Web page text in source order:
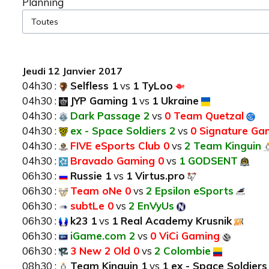
Jeudi 12 Janvier 2017
04h30 : Selfless 1vs 1 TyLoo
04h30 :
JYP Gaming 1vs 1 Ukraine
04h30 :
Dark Passage 2 vs 0 Team Quetzal
04h30 :
ex - Space Soldiers 2 vs 0 Signature
04h30 :
FIVE eSports Club 0vs 2 Team Kinguin
04h30 :
Bravado Gaming 0vs 1 GODSENT
06h30 :
Russie 1vs 1 Virtus.pro
06h30 :
Team oNe 0vs 2 Epsilon eSports
06h30 :
subtLe 0vs 2 EnVyUs
06h30 :
k23 1vs 1 Real Academy Krusnik
06h30 :
iGame.com 2 vs 0 ViCi Gaming
06h30 :
3 New 2 Old 0vs 2 Colombie
08h30 :
Team Kinguin 1vs 1 ex - Space Soldiers